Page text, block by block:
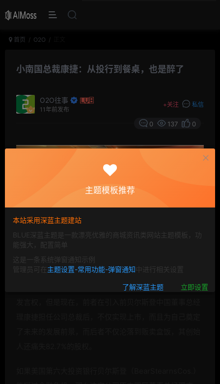
首页 O2O
小南国总裁康捷：从投行到餐桌，也是醉了
O2O往事
11年前发布
+关注 私信
0 137 0
明星级中餐公司的小南国和俏江南都曾经有希望获得行业
主题模板推荐
本站采用深蓝主题建站
BLUE深蓝主题是一款漂亮优雅的商城资讯类网站主题模板，功
能强大，配置简单
这是一条系统弹窗通知示例
管理员可在主题设置-常用功能-弹窗通知中进行相关设置
了解深蓝主题 立即设置